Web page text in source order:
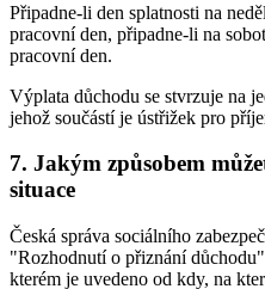
Připadne-li den splatnosti na
pracovní den, připadne-li na
pracovní den.
Výplata důchodu se stvrzuje na
jehož součástí je ústřižek pro
7. Jakým způsobem
situace
Česká správa sociálního
"Rozhodnutí o přiznání
kterém je uvedeno od kdy, na